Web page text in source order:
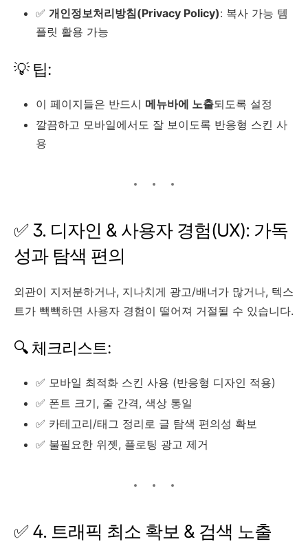
✅ 개인정보처리방침(Privacy Policy): 복사 가능 템
플릿 활용 가능
💡 팁:
이 페이지들은 반드시 메뉴바에 노출되도록 설정
깔끔하고 모바일에서도 잘 보이도록 반응형 스킨 사
용
✅ 3. 디자인 & 사용자 경험(UX): 가독
성과 탐색 편의
외관이 지저분하거나, 지나치게 광고/배너가 많거나, 텍스
트가 빽빽하면 사용자 경험이 떨어져 거절될 수 있습니다.
🔍 체크리스트:
✅ 모바일 최적화 스킨 사용 (반응형 디자인 적용)
✅ 폰트 크기, 줄 간격, 색상 통일
✅ 카테고리/태그 정리로 글 탐색 편의성 확보
✅ 불필요한 위젯, 플로팅 광고 제거
✅ 4. 트래픽 최소 확보 & 검색 노출